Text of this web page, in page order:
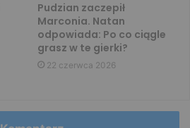
Pudzian zaczepił
Marconia. Natan
odpowiada: Po co ciągle
grasz w te gierki?
22 czerwca 2026